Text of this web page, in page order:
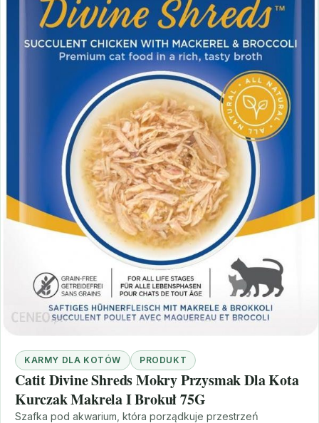
KARMY DLA KOTÓW PRODUKT
Catit Divine Shreds Mokry Przysmak Dla Kota
Kurczak Makrela I Brokuł 75G
Szafka pod akwarium, która porządkuje przestrzeń